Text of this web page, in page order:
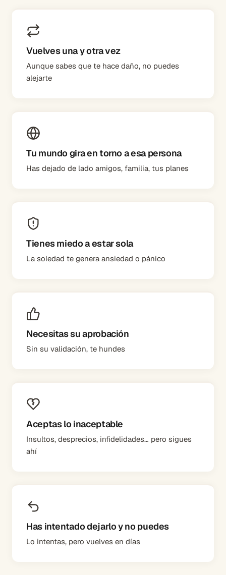
Vuelves una y otra vez
Aunque sabes que te hace daño, no puedes
alejarte
Tu mundo gira en torno a esa persona
Has dejado de lado amigos, familia, tus planes
Tienes miedo a estar sola
La soledad te genera ansiedad o pánico
Necesitas su aprobación
Sin su validación, te hundes
Aceptas lo inaceptable
Insultos, desprecios, infidelidades… pero sigues
ahí
Has intentado dejarlo y no puedes
Lo intentas, pero vuelves en días